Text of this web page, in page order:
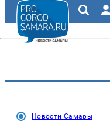
Новости Самары